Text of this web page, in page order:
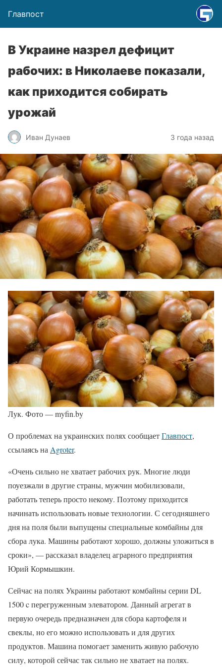
Главпост
В Украине назрел дефицит
рабочих: в Николаеве показали,
как приходится собирать
урожай
Иван Дунаев 3 года назад
Лук. Фото — myfin.by
О проблемах на украинских полях сообщаетГлавпост,
ссылаясь на Agroter.
«Очень сильно не хватает рабочих рук. Многие люди
поуезжали в другие страны, мужчин мобилизовали,
работать теперь просто некому. Поэтому приходится
начинать использовать новые технологии. С сегодняшнего
дня на поля были выпущены специальные комбайны для
сбора лука. Машины работают хорошо, должны уложиться в
сроки», — рассказал владелец аграрного предприятия
Юрий Кормышкин.
Сейчас на полях Украины работают комбайны серии DL
1500 c перегруженным элеватором. Данный агрегат в
первую очередь предназначен для сбора картофеля и
свеклы, но его можно использовать и для других
продуктов. Машина помогает заменить живую рабочую
силу, которой сейчас так сильно не хватает на полях.